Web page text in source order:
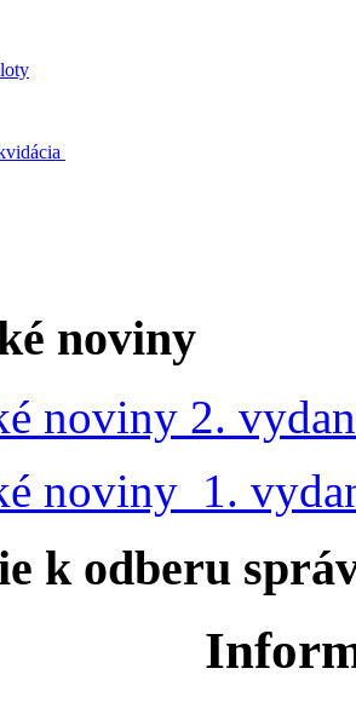
noviny
noviny 2.
noviny 1.
k odberu